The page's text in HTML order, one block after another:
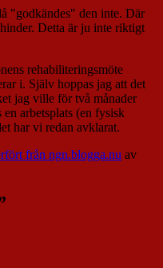
"godkändes" den inte. Där
Detta är ju inte riktigt
rehabiliteringsmöte
i. Själv hoppas jag att det
jag ville för två månader
arbetsplats (en fysisk
har vi redan avklarat.
från ngn.blogga.nu av